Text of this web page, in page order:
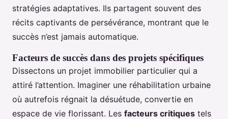
stratégies adaptatives. Ils partagent souvent des
récits captivants de persévérance, montrant que le
succès n’est jamais automatique.
Facteurs de succès dans des projets spécifiques
Dissectons un projet immobilier particulier qui a
attiré l’attention. Imaginer une réhabilitation urbaine
où autrefois régnait la désuétude, convertie en
espace de vie florissant. Les facteurs critiques tels